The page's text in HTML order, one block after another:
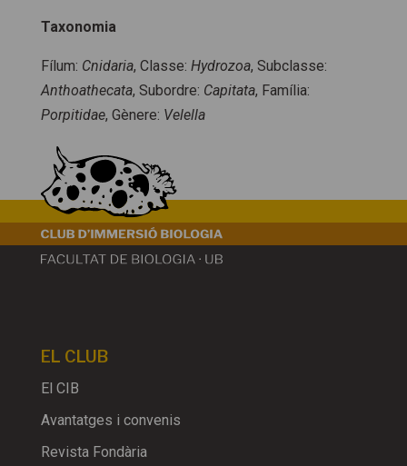
Taxonomia
Fílum: Cnidaria, Classe: Hydrozoa, Subclasse:
Anthoathecata, Subordre: Capitata, Família:
Porpitidae, Gènere: Velella
EL CLUB
El CIB
Avantatges i convenis
Revista Fondària